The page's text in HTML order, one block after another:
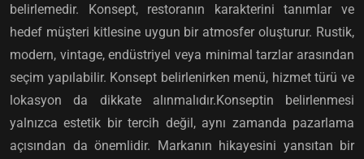
belirlemedir. Konsept, restoranın karakterini tanımlar ve
hedef müşteri kitlesine uygun bir atmosfer oluşturur. Rustik,
modern, vintage, endüstriyel veya minimal tarzlar arasından
seçim yapılabilir. Konsept belirlenirken menü, hizmet türü ve
lokasyon da dikkate alınmalıdır.Konseptin belirlenmesi
yalnızca estetik bir tercih değil, aynı zamanda pazarlama
açısından da önemlidir. Markanın hikayesini yansıtan bir